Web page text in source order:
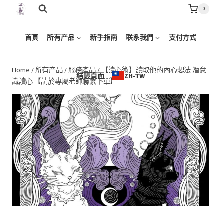
content
0
首頁 所有产品 新手指南 联系我們 支付方式
結帳頁面 ZH-TW
Home / 所有产品 / 服務產品 /
【讀心術】讀取他的內心想法 潛意
識讀心 【請於專屬老師聯繫下單】